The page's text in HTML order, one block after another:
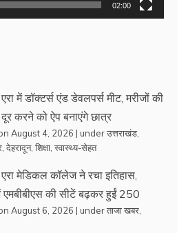
02:00
में डॉक्टर्स एंड डेवलपर्स मीट, मरीजों की
करने को ऐप बनाएंगे छात्र
August 4, 2026 | underउत्तराखंड
देहरादून, शिक्षा स्वास्थ्य-सेहत
मेडिकल कॉलेज ने रचा इतिहास,
की सीटें बढ़कर हुईं 250
August 6, 2026 | underताजा खबर